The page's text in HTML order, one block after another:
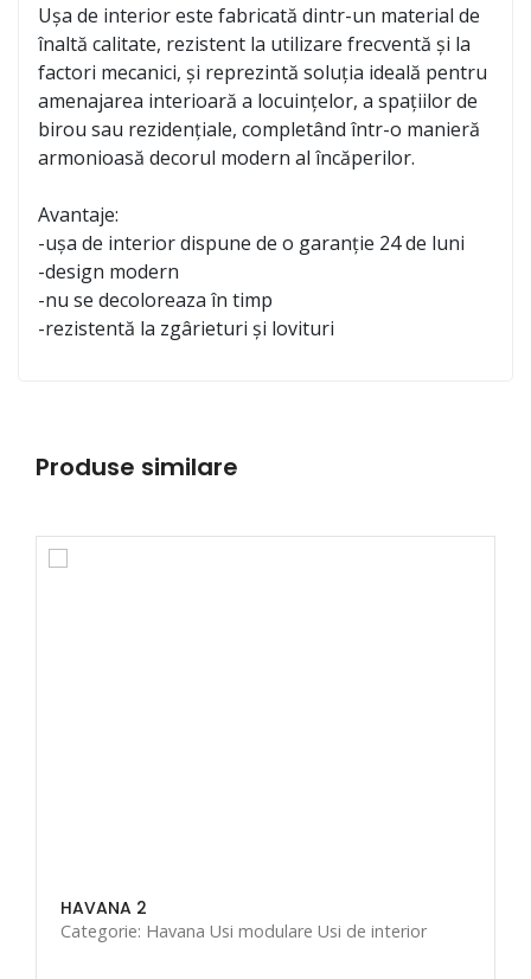
Ușa de interior este fabricată dintr-un material de
înaltă calitate, rezistent la utilizare frecventă și la
factori mecanici, și reprezintă soluția ideală pentru
amenajarea interioară a locuințelor, a spațiilor de
birou sau rezidențiale, completând într-o manieră
armonioasă decorul modern al încăperilor.
Avantaje:
-ușa de interior dispune de o garanție 24 de luni
-design modern
-nu se decoloreaza în timp
-rezistentă la zgârieturi și lovituri
Produse similare
HAVANA 2
Categorie: Havana Usi modulare Usi de interior